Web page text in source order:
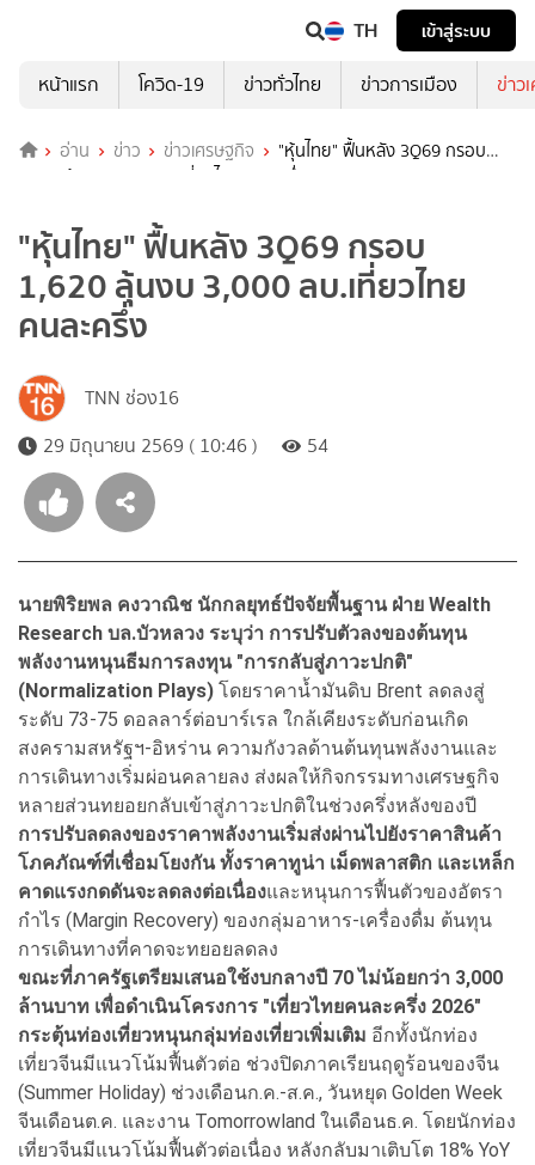
TH
เข้าสู่ระบบ
หน้าแรก
โควิด-19 ข่าวทั่วไทย ข่าวการเมือง ข่าว
อ่าน ข่าว ข่าวเศรษฐกิจ
"หุ้นไทย" ฟื้นหลัง 3Q69 กรอบ
1,620 ลุ้นงบ 3,000 ลบ.เที่ยวไทยคนละครึ่ง
"หุ้นไทย" ฟื้นหลัง 3Q69 กรอบ
1,620 ลุ้นงบ 3,000 ลบ.เที่ยวไทย
คนละครึ่ง
TNN ช่อง16
29 มิถุนายน 2569 ( 10:46 )
54
นายพิริยพล คงวาณิช นักกลยุทธ์ปัจจัยพื้นฐาน ฝ่าย Wealth
Research บล.บัวหลวง ระบุว่า การปรับตัวลงของต้นทุน
พลังงานหนุนธีมการลงทุน "การกลับสู่ภาวะปกติ"
(Normalization Plays) โดยราคาน้ำมันดิบ Brent ลดลงสู่
ระดับ 73-75 ดอลลาร์ต่อบาร์เรล ใกล้เคียงระดับก่อนเกิด
สงครามสหรัฐฯ-อิหร่าน ความกังวลด้านต้นทุนพลังงานและ
การเดินทางเริ่มผ่อนคลายลง ส่งผลให้กิจกรรมทางเศรษฐกิจ
หลายส่วนทยอยกลับเข้าสู่ภาวะปกติในช่วงครึ่งหลังของปี
การปรับลดลงของราคาพลังงานเริ่มส่งผ่านไปยังราคาสินค้า
โภคภัณฑ์ที่เชื่อมโยงกัน ทั้งราคาทูน่า เม็ดพลาสติก และเหล็ก
คาดแรงกดดันจะลดลงต่อเนื่องและหนุนการฟื้นตัวของอัตรา
กำไร (Margin Recovery) ของกลุ่มอาหาร-เครื่องดื่ม ต้นทุน
การเดินทางที่คาดจะทยอยลดลง
ขณะที่ภาครัฐเตรียมเสนอใช้งบกลางปี 70 ไม่น้อยกว่า 3,000
ล้านบาท เพื่อดำเนินโครงการ "เที่ยวไทยคนละครึ่ง 2026"
กระตุ้นท่องเที่ยวหนุนกลุ่มท่องเที่ยวเพิ่มเติม อีกทั้งนักท่อง
เที่ยวจีนมีแนวโน้มฟื้นตัวต่อ ช่วงปิดภาคเรียนฤดูร้อนของจีน
(Summer Holiday) ช่วงเดือนก.ค.-ส.ค., วันหยุด Golden Week
จีนเดือนต.ค. และงาน Tomorrowland ในเดือนธ.ค. โดยนักท่อง
เที่ยวจีนมีแนวโน้มฟื้นตัวต่อเนื่อง หลังกลับมาเติบโต 18% YoY